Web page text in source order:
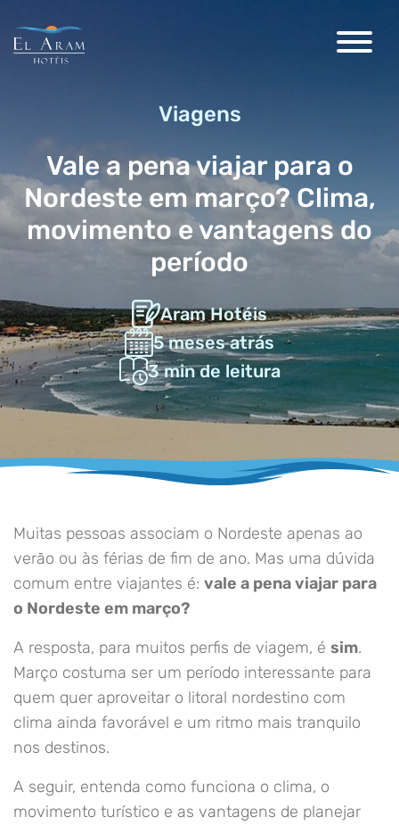
Viagens
Vale a pena viajar para o
Nordeste em março? Clima,
movimento e vantagens do
período
Aram Hotéis
5 meses atrás
3 min de leitura
Muitas pessoas associam o Nordeste apenas ao
verão ou às férias de fim de ano. Mas uma dúvida
comum entre viajantes é: vale a pena viajar para
o Nordeste em março?
A resposta, para muitos perfis de viagem, é sim.
Março costuma ser um período interessante para
quem quer aproveitar o litoral nordestino com
clima ainda favorável e um ritmo mais tranquilo
nos destinos.
A seguir, entenda como funciona o clima, o
movimento turístico e as vantagens de planejar